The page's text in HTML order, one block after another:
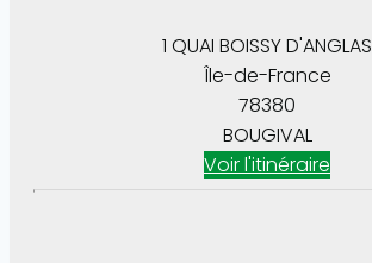
1 QUAI BOISSY D'ANGLAS
BOUGIVAL
Île-de-France
78380
Voir l'itinéraire